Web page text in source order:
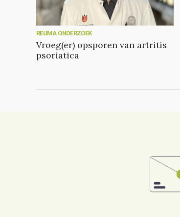
REUMA ONDERZOEK
Vroeg(er) opsporen van artritis
psoriatica